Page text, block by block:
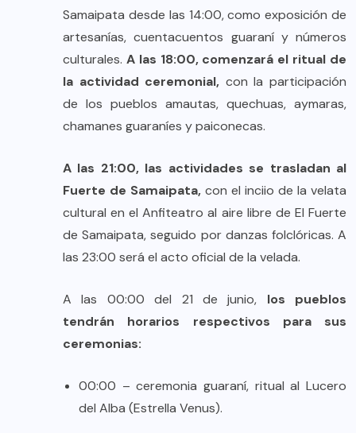
Samaipata desde las 14:00, como exposición de
artesanías, cuentacuentos guaraní y números
culturales. A las 18:00, comenzará el ritual de
la actividad ceremonial, con la participación
de los pueblos amautas, quechuas, aymaras,
chamanes guaraníes y paiconecas.
A las 21:00, las actividades se trasladan al
Fuerte de Samaipata, con el inciio de la velata
cultural en el Anfiteatro al aire libre de El Fuerte
de Samaipata, seguido por danzas folclóricas. A
las 23:00 será el acto oficial de la velada.
A las 00:00 del 21 de junio, los pueblos
tendrán horarios respectivos para sus
ceremonias:
00:00 – ceremonia guaraní, ritual al Lucero
del Alba (Estrella Venus).